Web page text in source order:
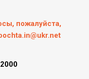
пожалуйста,